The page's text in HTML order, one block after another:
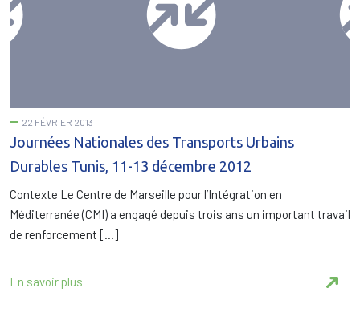
22 FÉVRIER 2013
Journées Nationales des Transports Urbains
Durables Tunis, 11-13 décembre 2012
Contexte Le Centre de Marseille pour l’Intégration en
Méditerranée (CMI) a engagé depuis trois ans un important travail
de renforcement […]
En savoir plus